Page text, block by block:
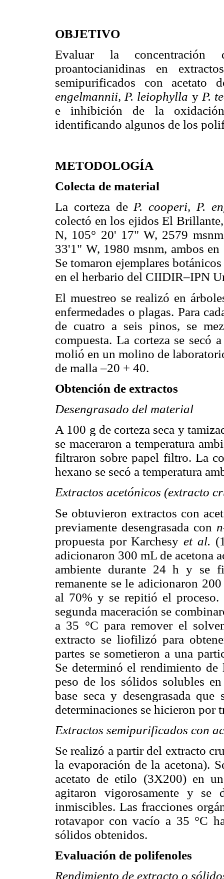
OBJETIVO
Evaluar la
proantocianidinas en
semipurificados con
engelmannii, P. leiophylla y P.
e inhibición de la
identificando algunos de los
METODOLOGÍA
Colecta de material
La corteza deP. cooperi, P.
colectó en los ejidos El
N, 105° 20' 17" W, 2579
33'1" W, 1980 msnm, ambos
Se tomaron ejemplares
en el herbario del CIIDIR–IPN
El muestreo se realizó en
enfermedades o plagas. Para
de cuatro a seis pinos, se
compuesta. La corteza se secó
molió en un molino de
de malla –20 + 40.
Obtención de extractos
Desengrasado del material
A 100 g de corteza seca y
se maceraron a temperatura
filtraron sobre papel filtro. La
hexano se secó a temperatura
Extractos acetónicos (extracto
Se obtuvieron extractos con
previamente desengrasada con n
propuesta por Karchesyet al.
adicionaron 300 mL de acetona
ambiente durante 24 h y se
remanente se le adicionaron
al 70% y se repitió el
segunda maceración se
a 35 °C para remover el
extracto se liofilizó para
partes se sometieron a una
Se determinó el rendimiento
peso de los sólidos solubles
base seca y desengrasada
determinaciones se hicieron por
Extractos semipurificados con
Se realizó a partir del extracto
la evaporación de la acetona).
acetato de etilo (3X200) en
agitaron vigorosamente y se
inmiscibles. Las fracciones
rotavapor con vacío a 35 °C
sólidos obtenidos.
Evaluación de polifenoles
Rendimiento de extracto o